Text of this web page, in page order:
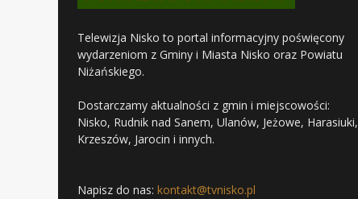
Telewizja Nisko to portal informacyjny poświęcony
wydarzeniom z Gminy i Miasta Nisko oraz Powiatu
Niżańskiego.
Dostarczamy aktualności z gmin i miejscowości:
Nisko, Rudnik nad Sanem, Ulanów, Jeżowe, Harasiuki,
Krzeszów, Jarocin i innych.
Napisz do nas: kontakt@tvnisko.pl